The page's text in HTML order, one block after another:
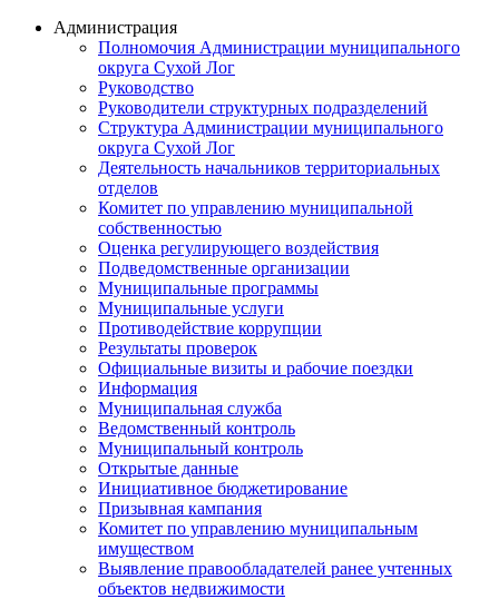
Администрация
Полномочия Администрации муниципального
округа Сухой Лог
Руководство
Руководители структурных подразделений
Структура Администрации муниципального
округа Сухой Лог
Деятельность начальников территориальных
отделов
Комитет по управлению муниципальной
собственностью
Оценка регулирующего воздействия
Подведомственные организации
Муниципальные программы
Муниципальные услуги
Противодействие коррупции
Результаты проверок
Официальные визиты и рабочие поездки
Информация
Муниципальная служба
Ведомственный контроль
Муниципальный контроль
Открытые данные
Инициативное бюджетирование
Призывная кампания
Комитет по управлению муниципальным
имуществом
Выявление правообладателей ранее учтенных
объектов недвижимости